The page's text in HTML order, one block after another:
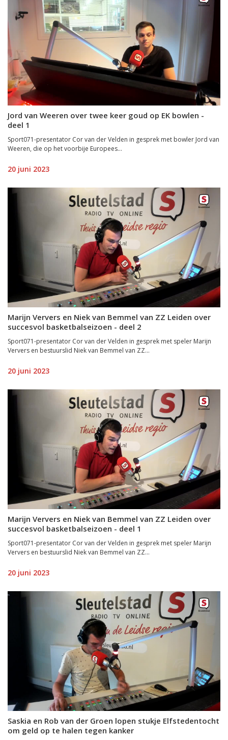
Jord van Weeren over twee keer goud op EK bowlen -
deel 1
Sport071-presentator Cor van der Velden in gesprek met bowler Jord van
Weeren, die op het voorbije Europees...
20 juni 2023
Marijn Ververs en Niek van Bemmel van ZZ Leiden over
succesvol basketbalseizoen - deel 2
Sport071-presentator Cor van der Velden in gesprek met speler Marijn
Ververs en bestuurslid Niek van Bemmel van ZZ...
20 juni 2023
Marijn Ververs en Niek van Bemmel van ZZ Leiden over
succesvol basketbalseizoen - deel 1
Sport071-presentator Cor van der Velden in gesprek met speler Marijn
Ververs en bestuurslid Niek van Bemmel van ZZ...
20 juni 2023
Saskia en Rob van der Groen lopen stukje Elfstedentocht
om geld op te halen tegen kanker